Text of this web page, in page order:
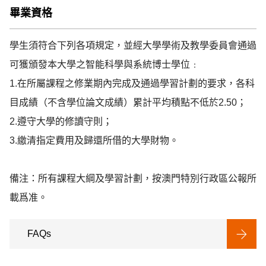
畢業資格
學生須符合下列各項規定，並經大學學術及教學委員會通過
可獲頒發本大學之智能科學與系統博士學位﹕
1.在所屬課程之修業期內完成及通過學習計劃的要求，各科
目成績（不含學位論文成績）累計平均積點不低於2.50；
2.遵守大學的修讀守則；
3.繳清指定費用及歸還所借的大學財物。
備注：所有課程大綱及學習計劃，按澳門特別行政區公報所
FAQs